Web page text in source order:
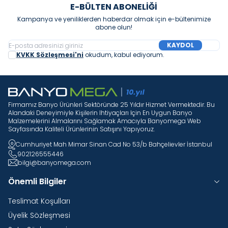
E-BÜLTEN ABONELIĞI
Kampanya ve yeniliklerden haberdar olmak için e-bültenimize
abone olun!
KAYDOL
KVKK Sözleşmesi'ni okudum, kabul ediyorum.
Firmamız Banyo Ürünleri Sektöründe 25 Yıldır Hizmet Vermektedir. Bu
Alandaki Deneyimiyle Kişilerin Ihtiyaçları Için En Uygun Banyo
Malzemelerini Almalarını Sağlamak Amacıyla Banyomega Web
Sayfasında Kaliteli Ürünlerinin Satışını Yapıyoruz.
Cumhuriyet Mah Mimar Sinan Cad No 53/b Bahçelievler İstanbul
902126555446
bilgi@banyomega.com
Önemli Bilgiler
Teslimat Koşulları
Üyelik Sözleşmesi